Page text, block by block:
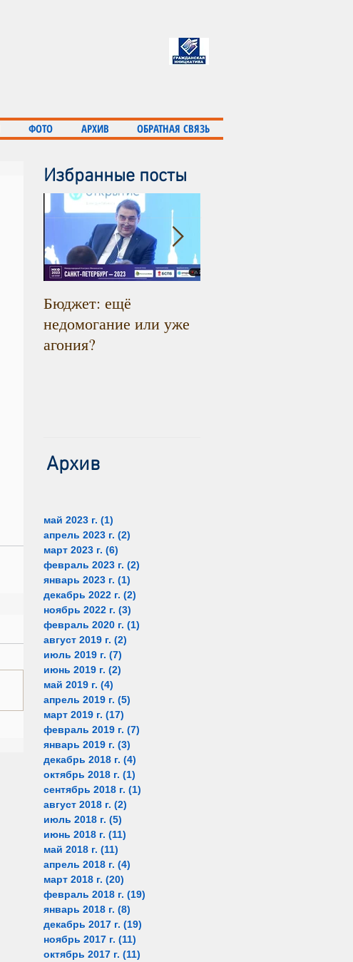
ФОТО АРХИВ ОБРАТНАЯ СВЯЗЬ
Избранные посты
Бюджет: ещё
недомогание или уже
агония?
Архив
май 2023 г. (1)
апрель 2023 г. (2)
март 2023 г. (6)
февраль 2023 г. (2)
январь 2023 г. (1)
декабрь 2022 г. (2)
ноябрь 2022 г. (3)
февраль 2020 г. (1)
август 2019 г. (2)
июль 2019 г. (7)
июнь 2019 г. (2)
май 2019 г. (4)
апрель 2019 г. (5)
март 2019 г. (17)
февраль 2019 г. (7)
январь 2019 г. (3)
декабрь 2018 г. (4)
октябрь 2018 г. (1)
сентябрь 2018 г. (1)
август 2018 г. (2)
июль 2018 г. (5)
июнь 2018 г. (11)
май 2018 г. (11)
апрель 2018 г. (4)
март 2018 г. (20)
февраль 2018 г. (19)
январь 2018 г. (8)
декабрь 2017 г. (19)
ноябрь 2017 г. (11)
октябрь 2017 г. (11)